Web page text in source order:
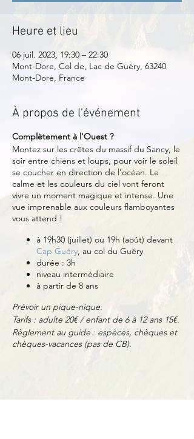
Heure et lieu
06 juil. 2023, 19:30 – 22:30
Mont-Dore, Col de, Lac de Guéry, 63240
Mont-Dore, France
À propos de l'événement
Complètement à l'Ouest ?
Montez sur les crêtes du massif du Sancy, le
soir entre chiens et loups, pour voir le soleil
se coucher en direction de l'océan. Le
calme et les couleurs du ciel vont feront
vivre un moment magique et intense. Une
vue imprenable aux couleurs flamboyantes
vous attend !
à 19h30 (juillet) ou 19h (août) devant
Cap Guéry, au col du Guéry
durée : 3h
niveau intermédiaire
à partir de 8 ans
Prévoir un pique-nique.
Tarifs : adulte 20€ / enfant de 6 à 12 ans 15€.
Règlement au guide : espèces, chèques et
chèques-vacances (pas de CB).